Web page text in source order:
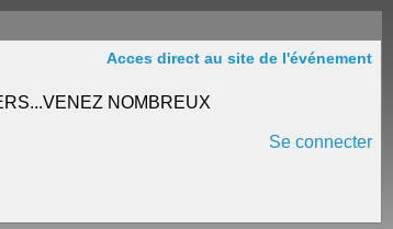
Acces direct au site de l'événement
NOMBREUX
Se connecter